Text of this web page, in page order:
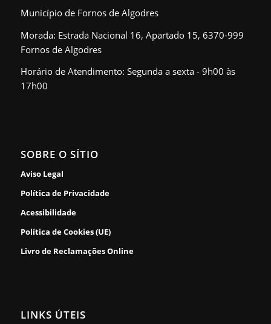
Município de Fornos de Algodres
Morada: Estrada Nacional 16, Apartado 15, 6370-999
Fornos de Algodres
Horário de Atendimento: Segunda a sexta - 9h00 às
17h00
SOBRE O SÍTIO
Aviso Legal
Política de Privacidade
Acessibilidade
Política de Cookies (UE)
Livro de Reclamações Online
LINKS ÚTEIS